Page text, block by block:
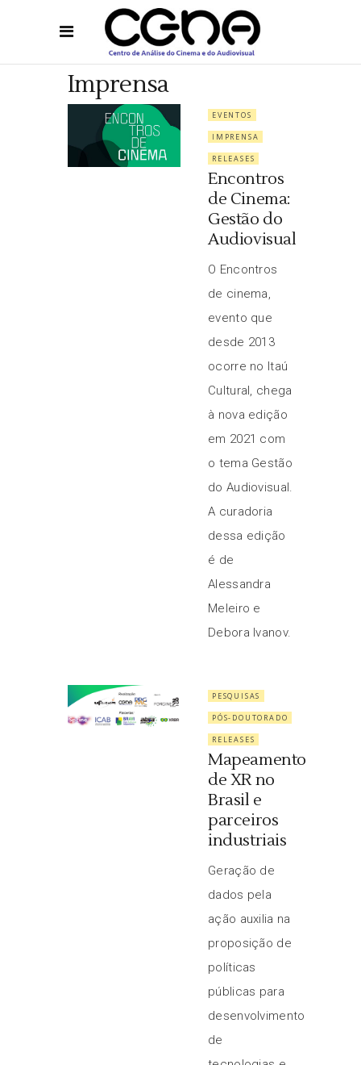
Imprensa
EVENTOS
IMPRENSA
RELEASES
Encontros
de Cinema:
Gestão do
Audiovisual
O Encontros
de cinema,
evento que
desde 2013
ocorre no Itaú
Cultural, chega
à nova edição
em 2021 com
o tema Gestão
do Audiovisual.
A curadoria
dessa edição
é de
Alessandra
Meleiro e
Debora Ivanov.
PESQUISAS
PÓS-DOUTORADO
RELEASES
Mapeamento
de XR no
Brasil e
parceiros
industriais
Geração de
dados pela
ação auxilia na
proposição de
políticas
públicas para
desenvolvimento
de